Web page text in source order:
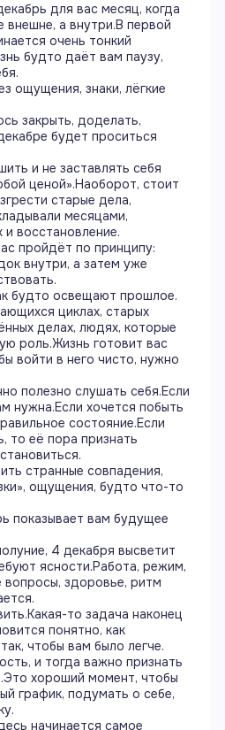
для вас месяц, когда
внешне, а внутри.В первой
очень тонкий
будто даёт вам паузу,
ощущения, знаки, лёгкие
закрыть, доделать,
будет проситься
и не заставлять себя
ценой».Наоборот, стоит
старые дела,
месяцами,
восстановление.
пройдёт по принципу:
внутри, а затем уже
будто освещают прошлое.
циклах, старых
делах, людях, которые
роль.Жизнь готовит вас
войти в него чисто, нужно
полезно слушать себя.Если
нужна.Если хочется побыть
состояние.Если
то её пора признать
странные совпадения,
ощущения, будто что-то
показывает вам будущее
4 декабря высветит
ясности.Работа, режим,
вопросы, здоровье, ритм
то задача наконец
понятно, как
чтобы вам было легче.
и тогда важно признать
хороший момент, чтобы
график, подумать о себе,
начинается самое